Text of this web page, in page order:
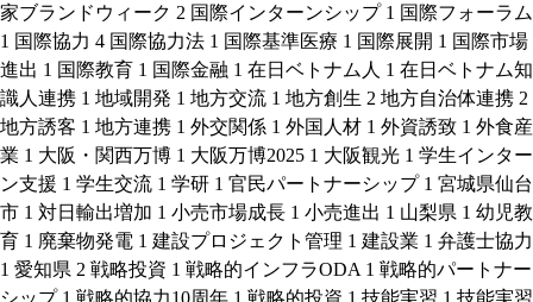
家ブランドウィーク 2 国際インターンシップ 1 国際フォーラム
1 国際協力 4 国際協力法 1 国際基準医療 1 国際展開 1 国際市場
進出 1 国際教育 1 国際金融 1 在日ベトナム人 1 在日ベトナム知
識人連携 1 地域開発 1 地方交流 1 地方創生 2 地方自治体連携 2
地方誘客 1 地方連携 1 外交関係 1 外国人材 1 外資誘致 1 外食産
業 1 大阪・関西万博 1 大阪万博2025 1 大阪観光 1 学生インター
ン支援 1 学生交流 1 学研 1 官民パートナーシップ 1 宮城県仙台
市 1 対日輸出増加 1 小売市場成長 1 小売進出 1 山梨県 1 幼児教
育 1 廃棄物発電 1 建設プロジェクト管理 1 建設業 1 弁護士協力
1 愛知県 2 戦略投資 1 戦略的インフラODA 1 戦略的パートナー
シップ 1 戦略的協力10周年 1 戦略的投資 1 技能実習 1 技能実習